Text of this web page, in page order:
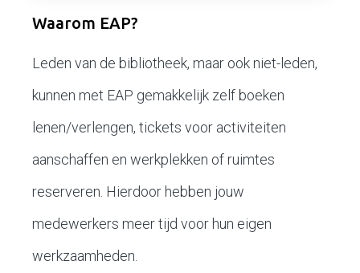
Waarom EAP?
Leden van de bibliotheek, maar ook niet-leden,
kunnen met EAP gemakkelijk zelf boeken
lenen/verlengen, tickets voor activiteiten
aanschaffen en werkplekken of ruimtes
reserveren. Hierdoor hebben jouw
medewerkers meer tijd voor hun eigen
werkzaamheden.